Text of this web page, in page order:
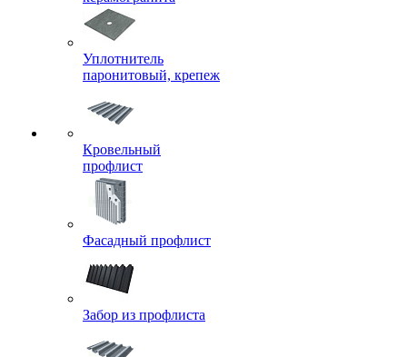
Уплотнитель
паронитовый, крепеж
Кровельный
профлист
Фасадный профлист
Забор из профлиста